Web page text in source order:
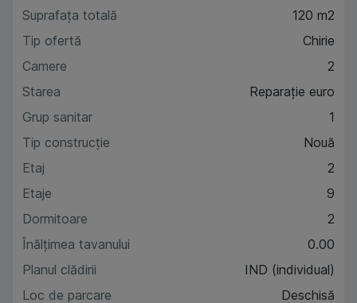
Suprafața totală
120 m2
Tip ofertă
Chirie
Camere
2
Starea
Reparație euro
Grup sanitar
1
Tip construcție
Nouă
Etaj
2
Etaje
9
Dormitoare
2
Înălțimea tavanului
0.00
Planul clădirii
IND (individual)
Loc de parcare
Deschisă